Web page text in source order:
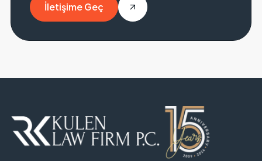
İletişime Geç
İletişime Geç